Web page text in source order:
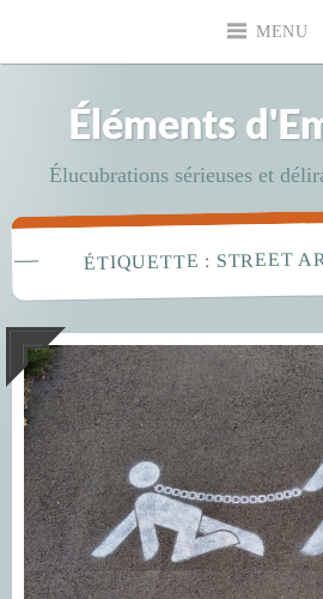
MENU
Éléments
Élucubrations sérieuses et
ÉTIQUETTE : STREET